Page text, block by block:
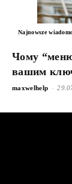
Najnowsze
Чому “меню
вашим
maxwelhelp -